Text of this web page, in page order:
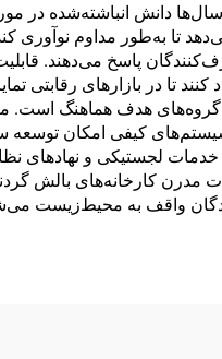
دانش انباشته‌شده در
تا به‌طور مداوم نوآوری
پاسخ می‌دهند.
تا در بازارهای رقابتی
و گروه‌های هدف هماهنگ
کیفی امکان توسعه
لجستیکی و نهادهای
مدرن کارخانه‌های بالش
واقف به محیط‌زیست